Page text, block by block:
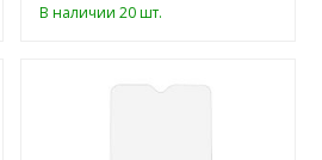
В наличии 20 шт.